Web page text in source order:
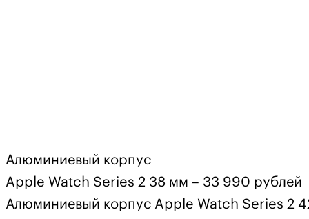
Алюминиевый корпус
Apple Watch Series 2 38 мм – 33 990 рублей
Алюминиевый корпус Apple Watch Series 2